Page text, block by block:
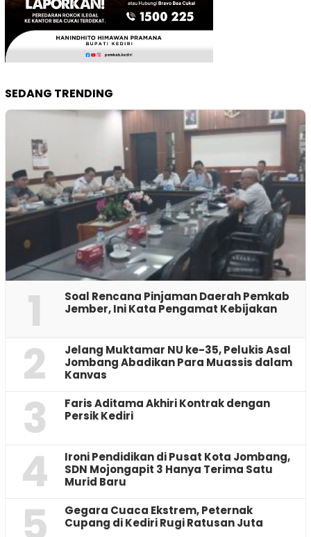
SEDANG TRENDING
1
‎Soal Rencana Pinjaman Daerah Pemkab
Jember, Ini Kata Pengamat Kebijakan ‎
2
Jelang Muktamar NU ke-35, Pelukis Asal
Jombang Abadikan Para Muassis dalam
Kanvas
3
Faris Aditama Akhiri Kontrak dengan
Persik Kediri
4
Ironi Pendidikan di Pusat Kota Jombang,
SDN Mojongapit 3 Hanya Terima Satu
Murid Baru
‎Gegara Cuaca Ekstrem, Peternak
Cupang di Kediri Rugi Ratusan Juta